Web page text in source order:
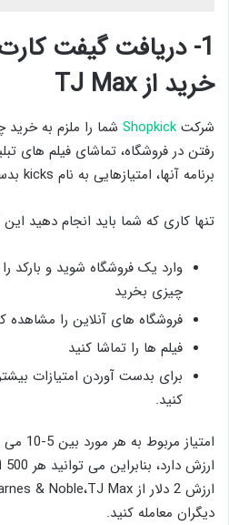
1- دریافت گیفت
خرید از TJ Max
شرکت Shopkick شما را ملزم به
رفتن در فروشگاه، تماشای فیلم های
برنامه آنها، امتیازهایی به نام kicks بدست می آورید.
تنها کاری که شما باید انجام دهید
وارد یک فروشگاه شوید و بارکد
چیزی بخرید
فروشگاه های آنلاین را مشاهده
فیلم ها را تماشا کنید
برای بدست آوردن امتیازات
کنید.
دیگران معامله کنید.